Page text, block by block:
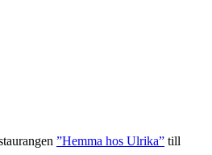
”Hemma hos Ulrika” till